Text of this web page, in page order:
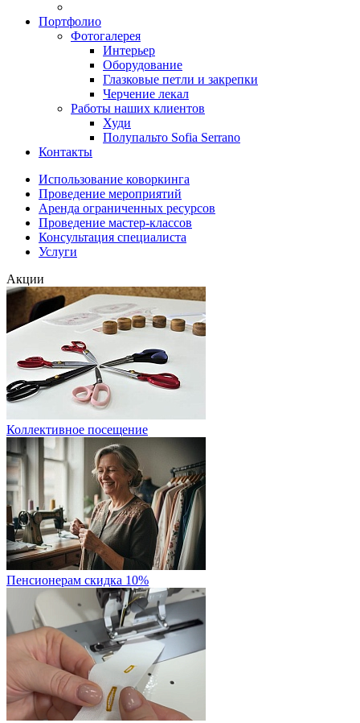
Портфолио
Фотогалерея
Интерьер
Оборудование
Глазковые петли и закрепки
Черчение лекал
Работы наших клиентов
Худи
Полупальто Sofia Serrano
Контакты
Использование коворкинга
Проведение мероприятий
Аренда ограниченных ресурсов
Проведение мастер-классов
Консультация специалиста
Услуги
Акции
Коллективное посещение
Пенсионерам скидка 10%